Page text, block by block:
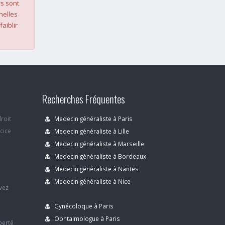
sont
Recherches Fréquentes
Medecin généraliste à Paris
Medecin généraliste à Lille
Medecin généraliste à Marseille
Medecin généraliste à Bordeaux
Medecin généraliste à Nantes
Medecin généraliste à Nice
Gynécoloque à Paris
Ophtalmologue à Paris